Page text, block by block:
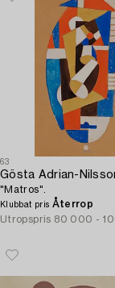
63
Gösta Adrian-
"Matros".
Klubbat pris Återrop
Utropspris 80 000 -